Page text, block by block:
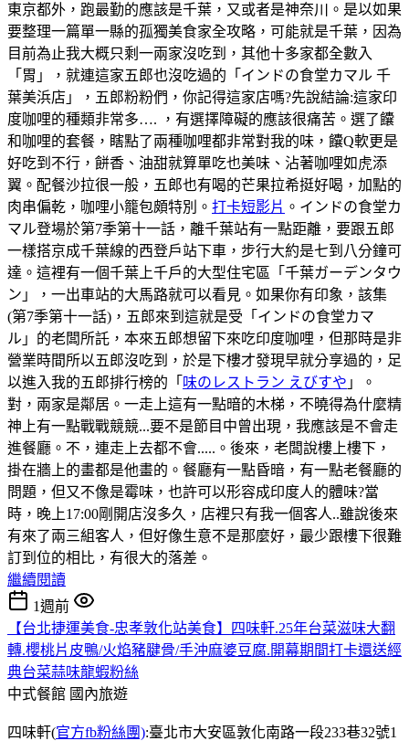
東京都外，跑最勤的應該是千葉，又或者是神奈川。是以如果
要整理一篇單一縣的孤獨美食家全攻略，可能就是千葉，因為
目前為止我大概只剩一兩家沒吃到，其他十多家都全數入
「胃」，就連這家五郎也沒吃過的「インドの食堂カマル 千
葉美浜店」，五郎粉粉們，你記得這家店嗎?先說結論:這家印
度咖哩的種類非常多…. ，有選擇障礙的應該很痛苦。選了饢
和咖哩的套餐，瞎點了兩種咖哩都非常對我的味，饢Q軟更是
好吃到不行，餅香、油甜就算單吃也美味、沾著咖哩如虎添
翼。配餐沙拉很一般，五郎也有喝的芒果拉希挺好喝，加點的
肉串偏乾，咖哩小籠包頗特別。 打卡短影片 。インドの食堂カ
マル登場於第7季第十一話，離千葉站有一點距離，要跟五郎
一樣搭京成千葉線的西登戶站下車，步行大約是七到八分鐘可
達。這裡有一個千葉上千戶的大型住宅區「千葉ガーデンタウ
ン」，一出車站的大馬路就可以看見。如果你有印象，該集
(第7季第十一話)，五郎來到這就是受「インドの食堂カマ
ル」的老闆所託，本來五郎想留下來吃印度咖哩，但那時是非
營業時間所以五郎沒吃到，於是下樓才發現早就分享過的，足
以進入我的五郎排行榜的「 味のレストラン えびすや 」。
對，兩家是鄰居。一走上這有一點暗的木梯，不曉得為什麼精
神上有一點戰戰競競...要不是節目中曾出現，我應該是不會走
進餐廳。不，連走上去都不會.....。後來，老闆說樓上樓下，
掛在牆上的畫都是他畫的。餐廳有一點昏暗，有一點老餐廳的
問題，但又不像是霉味，也許可以形容成印度人的體味?當
時，晚上17:00剛開店沒多久，店裡只有我一個客人..雖說後來
有來了兩三組客人，但好像生意不是那麼好，最少跟樓下很難
訂到位的相比，有很大的落差。
繼續閱讀
1週前
【台北捷運美食-忠孝敦化站美食】四味軒.25年台菜滋味大翻
轉.櫻桃片皮鴨/火焰豬腱骨/手沖麻婆豆腐.開幕期間打卡還送經
典台菜蒜味龍蝦粉絲
中式餐館 國內旅遊
四味軒(官方fb粉絲團):臺北市大安區敦化南路一段233巷32號1